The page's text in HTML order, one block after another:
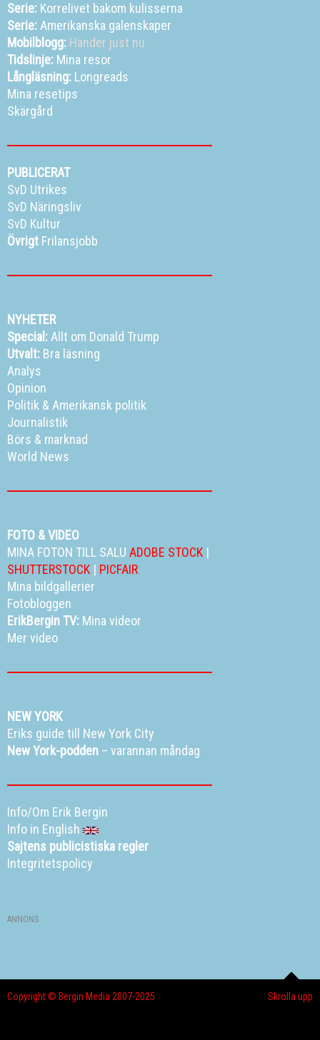
Serie: Korrelivet bakom kulisserna
Serie:Amerikanska galenskaper
Mobilblogg: Händer just nu
Tidslinje: Mina resor
Långläsning: Longreads
Mina resetips
Skärgård
PUBLICERAT
SvD Utrikes
SvD Näringsliv
SvD Kultur
Övrigt Frilansjobb
NYHETER
Special:Allt om Donald Trump
Utvalt: Bra läsning
Analys
Opinion
Politik &Amerikansk politik
Journalistik
Börs & marknad
World News
FOTO & VIDEO
MINA FOTON TILL SALU ADOBE STOCK |
SHUTTERSTOCK | PICFAIR
Mina bildgallerier
Fotobloggen
ErikBergin TV: Mina videor
Mer video
NEW YORK
Eriks guide till New York City
New York-podden – varannan måndag
Info/Om Erik Bergin
Info in English
Sajtens publicistiska regler
Integritetspolicy
ANNONS
Skrolla upp
Copyright © Bergin Media 2007-2025